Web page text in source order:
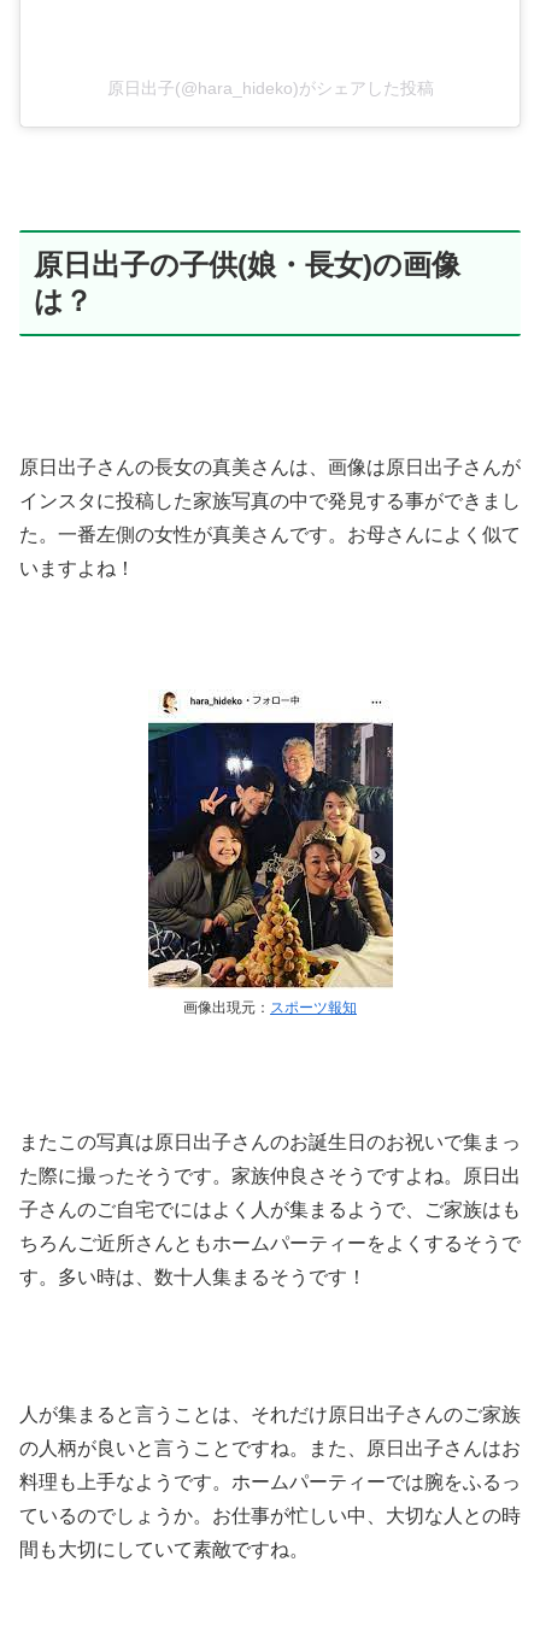
原日出子(@hara_hideko)がシェアした投稿
原日出子の子供(娘・長女)の画像
は？
原日出子さんの長女の真美さんは、画像は原日出子さんが
インスタに投稿した家族写真の中で発見する事ができまし
た。一番左側の女性が真美さんです。 お母さんによく似て
いますよね！
画像出現元： スポーツ報知
またこの写真は原日出子さんのお誕生日のお祝いで集まっ
た際に撮ったそうです。家族仲良さそうですよね。原日出
子さんのご自宅でにはよく人が集まるようで、ご家族はも
ちろんご近所さんともホームパーティーをよくするそうで
す。多い時は、数十人集まるそうです！
人が集まると言うことは、それだけ原日出子さんのご家族
の人柄が良いと言うことですね。また、原日出子さんはお
料理も上手なようです。ホームパーティーでは腕をふるっ
ているのでしょうか。お仕事が忙しい中、大切な人との時
間も大切にしていて素敵ですね。